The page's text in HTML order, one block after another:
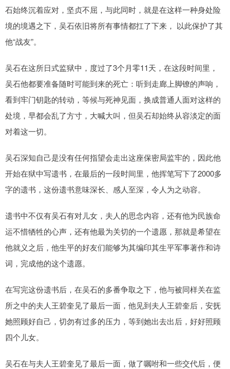
石始终沉着应对，坚贞不屈，与此同时，就是在这样一种身处险
境的境遇之下，吴石依旧将所有事情都扛了下来， 以此保护了其
他“战友”。
吴石在这所日式监狱中，度过了3个月零11天，在这段时间里，
吴石他都要准备随时可能到来的死亡：听到走廊上脚镣的声响，
看到牢门钥匙的转动，等候与死神见面，换成普通人面对这样的
处境，早都会乱了方寸，大喊大叫，但吴石却始终从容淡定的面
对着这一切。
吴石深知自己是没有任何指望会走出这座保密局监牢的，因此他
开始在狱中写遗书，在最后的一段时间里，他挥笔写下了2000多
字的遗书，这份遗书意味深长、感人至深，令人为之动容。
遗书中不仅有吴石有对儿女，夫人的思念内容，还有他为民族命
运不惜牺牲的心声，还有他最为关切的一个遗愿，那就是希望在
他就义之后，他生平的好友们能够为其编印其生平军事著作和诗
词，完成他的这个遗愿。
在写完这份遗书后，在吴石的多番争取之下，他与被同样关在监
所之中的夫人王碧奎见了最后一面，他见到夫人王碧奎后，安抚
她照顾好自己，切勿有过多的压力，等到她出去出后，好好照顾
四个儿女。
吴石在与夫人王碧奎见了最后一面，做了嘱咐和一些交代后，便